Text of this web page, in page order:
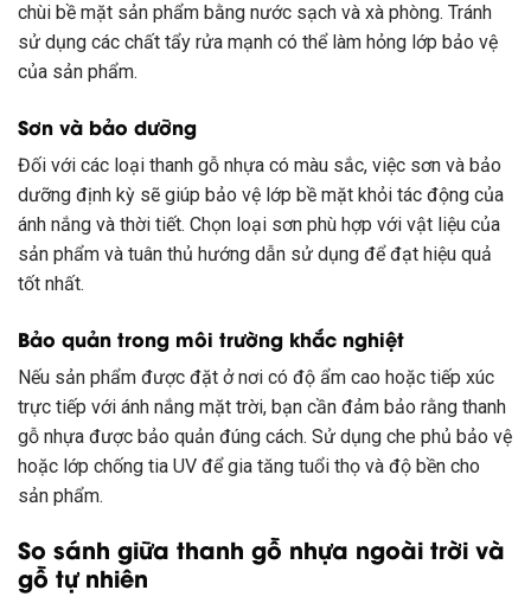
chùi bề mặt sản phẩm bằng nước sạch và xà phòng. Tránh
sử dụng các chất tẩy rửa mạnh có thể làm hỏng lớp bảo vệ
của sản phẩm.
Sơn và bảo dưỡng
Đối với các loại thanh gỗ nhựa có màu sắc, việc sơn và bảo
dưỡng định kỳ sẽ giúp bảo vệ lớp bề mặt khỏi tác động của
ánh nắng và thời tiết. Chọn loại sơn phù hợp với vật liệu của
sản phẩm và tuân thủ hướng dẫn sử dụng để đạt hiệu quả
tốt nhất.
Bảo quản trong môi trường khắc nghiệt
Nếu sản phẩm được đặt ở nơi có độ ẩm cao hoặc tiếp xúc
trực tiếp với ánh nắng mặt trời, bạn cần đảm bảo rằng thanh
gỗ nhựa được bảo quản đúng cách. Sử dụng che phủ bảo vệ
hoặc lớp chống tia UV để gia tăng tuổi thọ và độ bền cho
sản phẩm.
So sánh giữa thanh gỗ nhựa ngoài trời và
gỗ tự nhiên